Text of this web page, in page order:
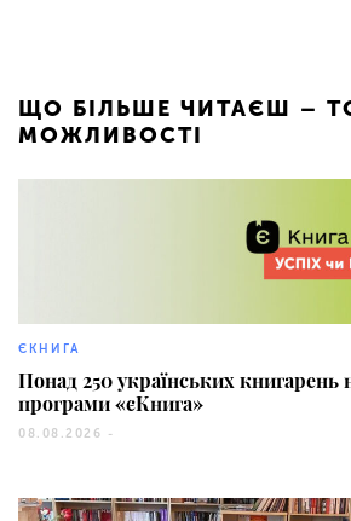
ЩО БІЛЬШЕ ЧИТАЄШ –
МОЖЛИВОСТІ
ЄКНИГА
Понад 250 українських книгарень
програми «єКнига»
08.08.2026 -